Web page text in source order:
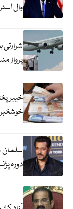
وال
پرواز
سلمان
دورہ